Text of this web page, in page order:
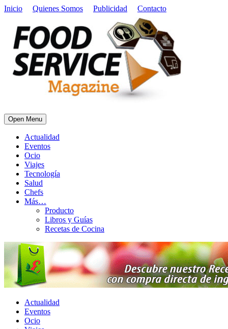
Inicio Quienes Somos Publicidad Contacto
Open Menu
Actualidad
Eventos
Ocio
Viajes
Tecnología
Salud
Chefs
Más…
Producto
Libros y Guías
Recetas de Cocina
Actualidad
Eventos
Ocio